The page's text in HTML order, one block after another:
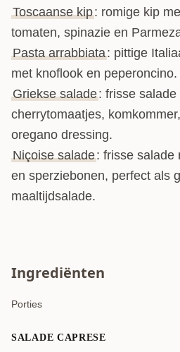
Toscaanse kip: romige kip
tomaten, spinazie en
Pasta arrabbiata: pittige
met knoflook en peperoncino.
Griekse salade: frisse salade
cherrytomaatjes,
oregano dressing.
Niçoise salade: frisse salade
en sperziebonen, perfect als
maaltijdsalade.
Ingrediënten
Porties
SALADE CAPRESE